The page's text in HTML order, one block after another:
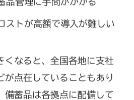
ストが高額で導入が難しい
くなると、全国各地に支社
が点在していることもあり
備蓄品は各拠点に配備して